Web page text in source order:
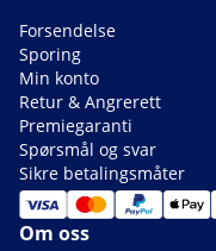
Forsendelse
Sporing
Min konto
Retur & Angrerett
Premiegaranti
Spørsmål og svar
Sikre betalingsmåter
Om oss